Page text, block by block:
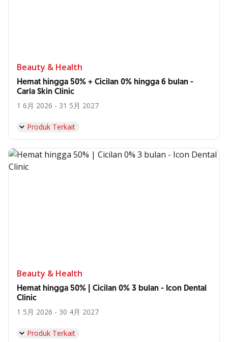
Beauty & Health
Hemat hingga 50% + Cicilan 0% hingga 6 bulan -
Carla Skin Clinic
1 6月 2026 - 31 5月 2027
Produk Terkait
Beauty & Health
Hemat hingga 50% | Cicilan 0% 3 bulan - Icon Dental
Clinic
1 5月 2026 - 30 4月 2027
Produk Terkait